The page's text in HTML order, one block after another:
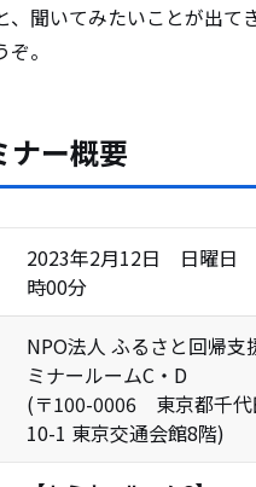
、聞いてみたいことが出て
。
ナー概要
2023年2月12日 日曜日
時00分
NPO法人 ふるさと回帰
ミナールームC・D
(〒100-0006 東京都千代
10-1 東京交通会館8階)